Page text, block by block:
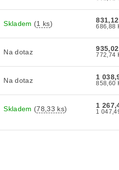
Skladem (1 ks)
Na dotaz
Na dotaz 1
Skladem (78,33 ks) 1